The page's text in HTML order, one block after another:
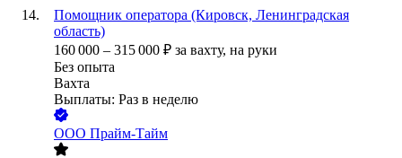
Помощник оператора (Кировск, Ленинградская
область)
160 000 – 315 000 ₽ за вахту, на руки
Без опыта
Вахта
Выплаты: Раз в неделю
ООО Прайм-Тайм